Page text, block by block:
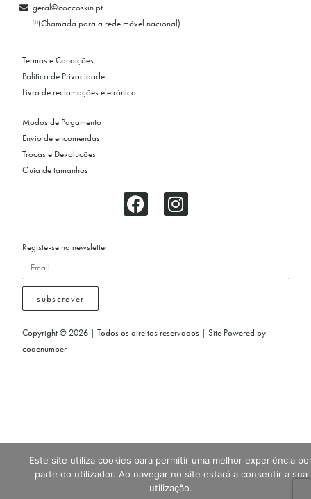
geral@coccoskin.pt
(1)(Chamada para a rede móvel nacional)
Termos e Condições
Política de Privacidade
Livro de reclamações eletrónico
Modos de Pagamento
Envio de encomendas
Trocas e Devoluções
Guia de tamanhos
Registe-se na newsletter
subscrever
Copyright © 2026 | Todos os direitos reservados | Site Powered by
codenumber
Este site utiliza cookies para permitir uma melhor experiência
parte do utilizador. Ao navegar no site estará a consentir a sua
utilização.